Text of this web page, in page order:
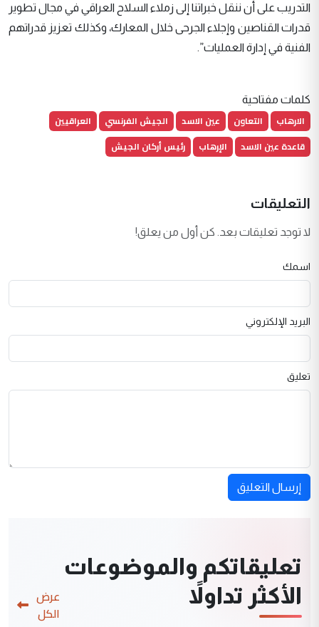
التدريب على أن ننقل خبراتنا إلى زملاء السلاح العراقي في مجال تطوير
قدرات القناصين وإجلاء الجرحى خلال المعارك، وكذلك تعزيز قدراتهم
الفنية في إدارة العمليات”.
كلمات مفتاحية
الارهاب التعاون عين الاسد الجيش الفرنسي
العراقيين
قاعدة عين الاسد
الإرهاب رئيس أركان الجيش
التعليقات
لا توجد تعليقات بعد. كن أول من يعلق!
اسمك
البريد الإلكتروني
تعليق
إرسال التعليق
تعليقاتكم والموضوعات
الأكثر تداولاً
عرض
الكل